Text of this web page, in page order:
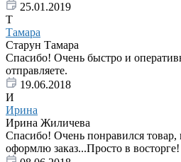
25.01.2019
Т
Тамара
Старун Тамара
Спасибо! Очень быстро и
отправляете.
19.06.2018
И
Ирина
Ирина Жиличева
Спасибо! Очень понравился товар,
оформлю заказ...Просто в восторге!